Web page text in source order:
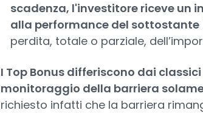
scadenza, l'investitore riceve un
alla performance del sottostante
perdita, totale o parziale,
I Top Bonus differiscono dai classici
monitoraggio della barriera
richiesto infatti che la barriera